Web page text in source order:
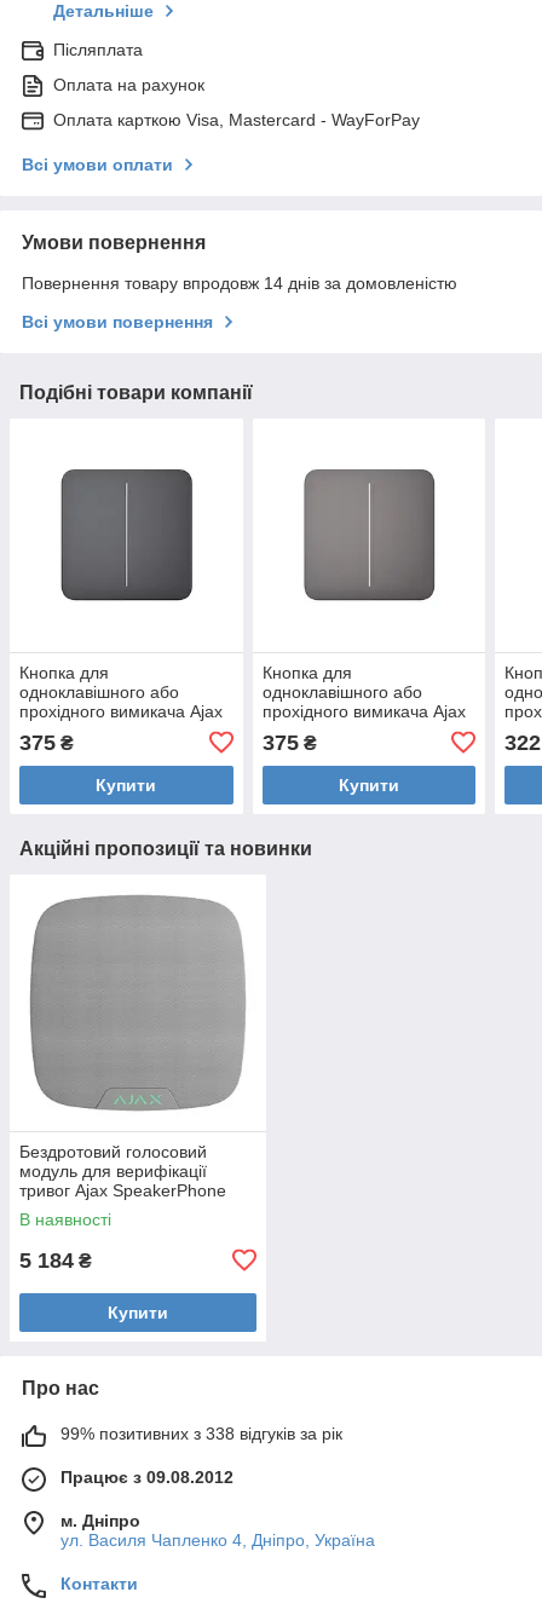
Детальніше
Післяплата
Оплата на рахунок
Оплата карткою Visa, Mastercard - WayForPay
Всі умови оплати
Умови повернення
Повернення товару впродовж 14 днів за домовленістю
Всі умови повернення
Подібні товари компанії
Кнопка для
одноклавішного або
прохідного вимикача Ajax
375 ₴
Купити
Кнопка для
одноклавішного або
прохідного вимикача Ajax
375₴
Купити
322
Акційні пропозиції та новинки
Бездротовий голосовий
модуль для верифікації
тривог Ajax SpeakerPhone
Jeweller White
В наявності
5 184 ₴
Купити
Про нас
99% позитивних з 338 відгуків за рік
Працює з 09.08.2012
м. Дніпро
ул. Василя Чапленко 4, Дніпро, Україна
Контакти